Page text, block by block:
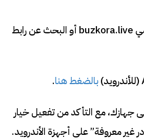
زيارة الموقع الرسمي buzkora.live أو البحث عن رابط
بالضغط هنا.
جهازك، مع التأكد من تفعيل خيار
غير معروفة” على أجهزة الأندرويد.